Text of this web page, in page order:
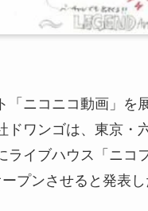
ニコニコ動画」を
ドワンゴは、東京・
ライブハウス「ニコ
プンさせると発表し